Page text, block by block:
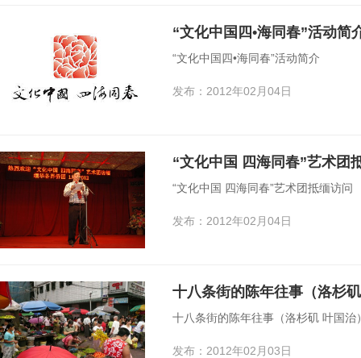
“文化中国四•海同春”活动简
“文化中国四•海同春”活动简介
发布：2012年02月04日
“文化中国 四海同春”艺术团
“文化中国 四海同春”艺术团抵缅访问
发布：2012年02月04日
十八条街的陈年往事（洛杉
十八条街的陈年往事（洛杉矶 叶国治
发布：2012年02月03日